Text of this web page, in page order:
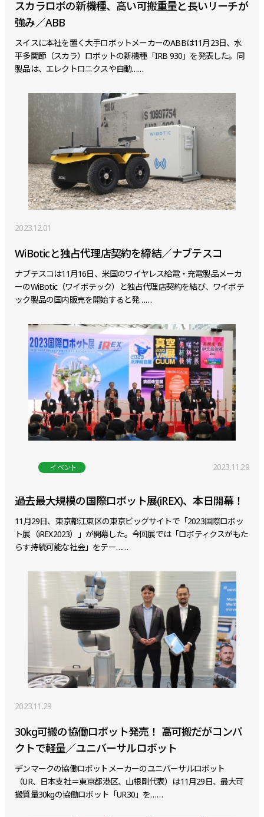
スカラロボの新機種、高い可搬重量と長いリーチが
強み／ABB
スイスに本社を置く大手ロボットメーカーのABBは11月23日、水
平多関節（スカラ）ロボットの新機種「IRB 930」を発表した。同
製品は、エレクトロニクスや自動……
2023.12.01
WiBoticと独占代理店契約を締結／ナブテスコ
ナブテスコは11月16日、米国のワイヤレス給電・充電製品メーカ
ーのWiBotic（ワイボテック）と独占代理店契約を結び、ワイボテ
ック製品の国内販売を開始すると発……
イベント 2023.11.29
過去最大規模の国際ロボット展(iREX)、本日開幕！
11月29日、東京都江東区の東京ビッグサイトで「2023国際ロボッ
ト展（iREX2023）」が開幕した。今回展では「ロボティクスがもた
らす持続可能な社会」をテー……
2023.11.29
30kg可搬の協働ロボット発売！ 高可搬だがコンパ
クトで軽量／ユニバーサルロボット
デンマークの協働ロボットメーカーのユニバーサルロボット
（UR、日本支社＝東京都港区、山根剛代表）は11月29日、最大可
搬質量30kgの協働ロボット「UR30」を……